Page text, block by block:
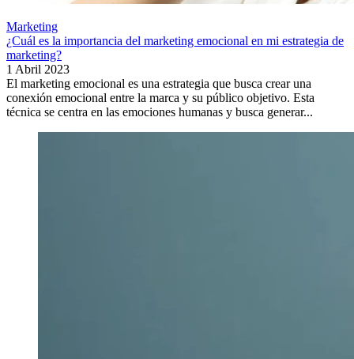
Marketing
¿Cuál es la importancia del marketing emocional en mi estrategia de
marketing?
1 Abril 2023
El marketing emocional es una estrategia que busca crear una
conexión emocional entre la marca y su público objetivo. Esta
técnica se centra en las emociones humanas y busca generar...